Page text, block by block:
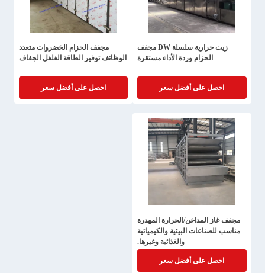
زيت حرارية سلسلة DW مجفف
الحزام وردة الأداء مستقرة
احصل على أفضل سعر
مجفف الحزام الخضروات متعدد
الوظائف توفير الطاقة الفلفل الجفاف
احصل على أفضل سعر
مجفف غاز المداخن/الحرارة المهدرة
مناسب للصناعات البيئية والكيميائية
والغذائية وغيرها.
احصل على أفضل سعر